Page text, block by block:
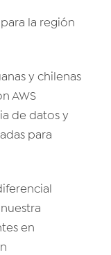
la región
y chilenas
AWS
de datos y
para
en